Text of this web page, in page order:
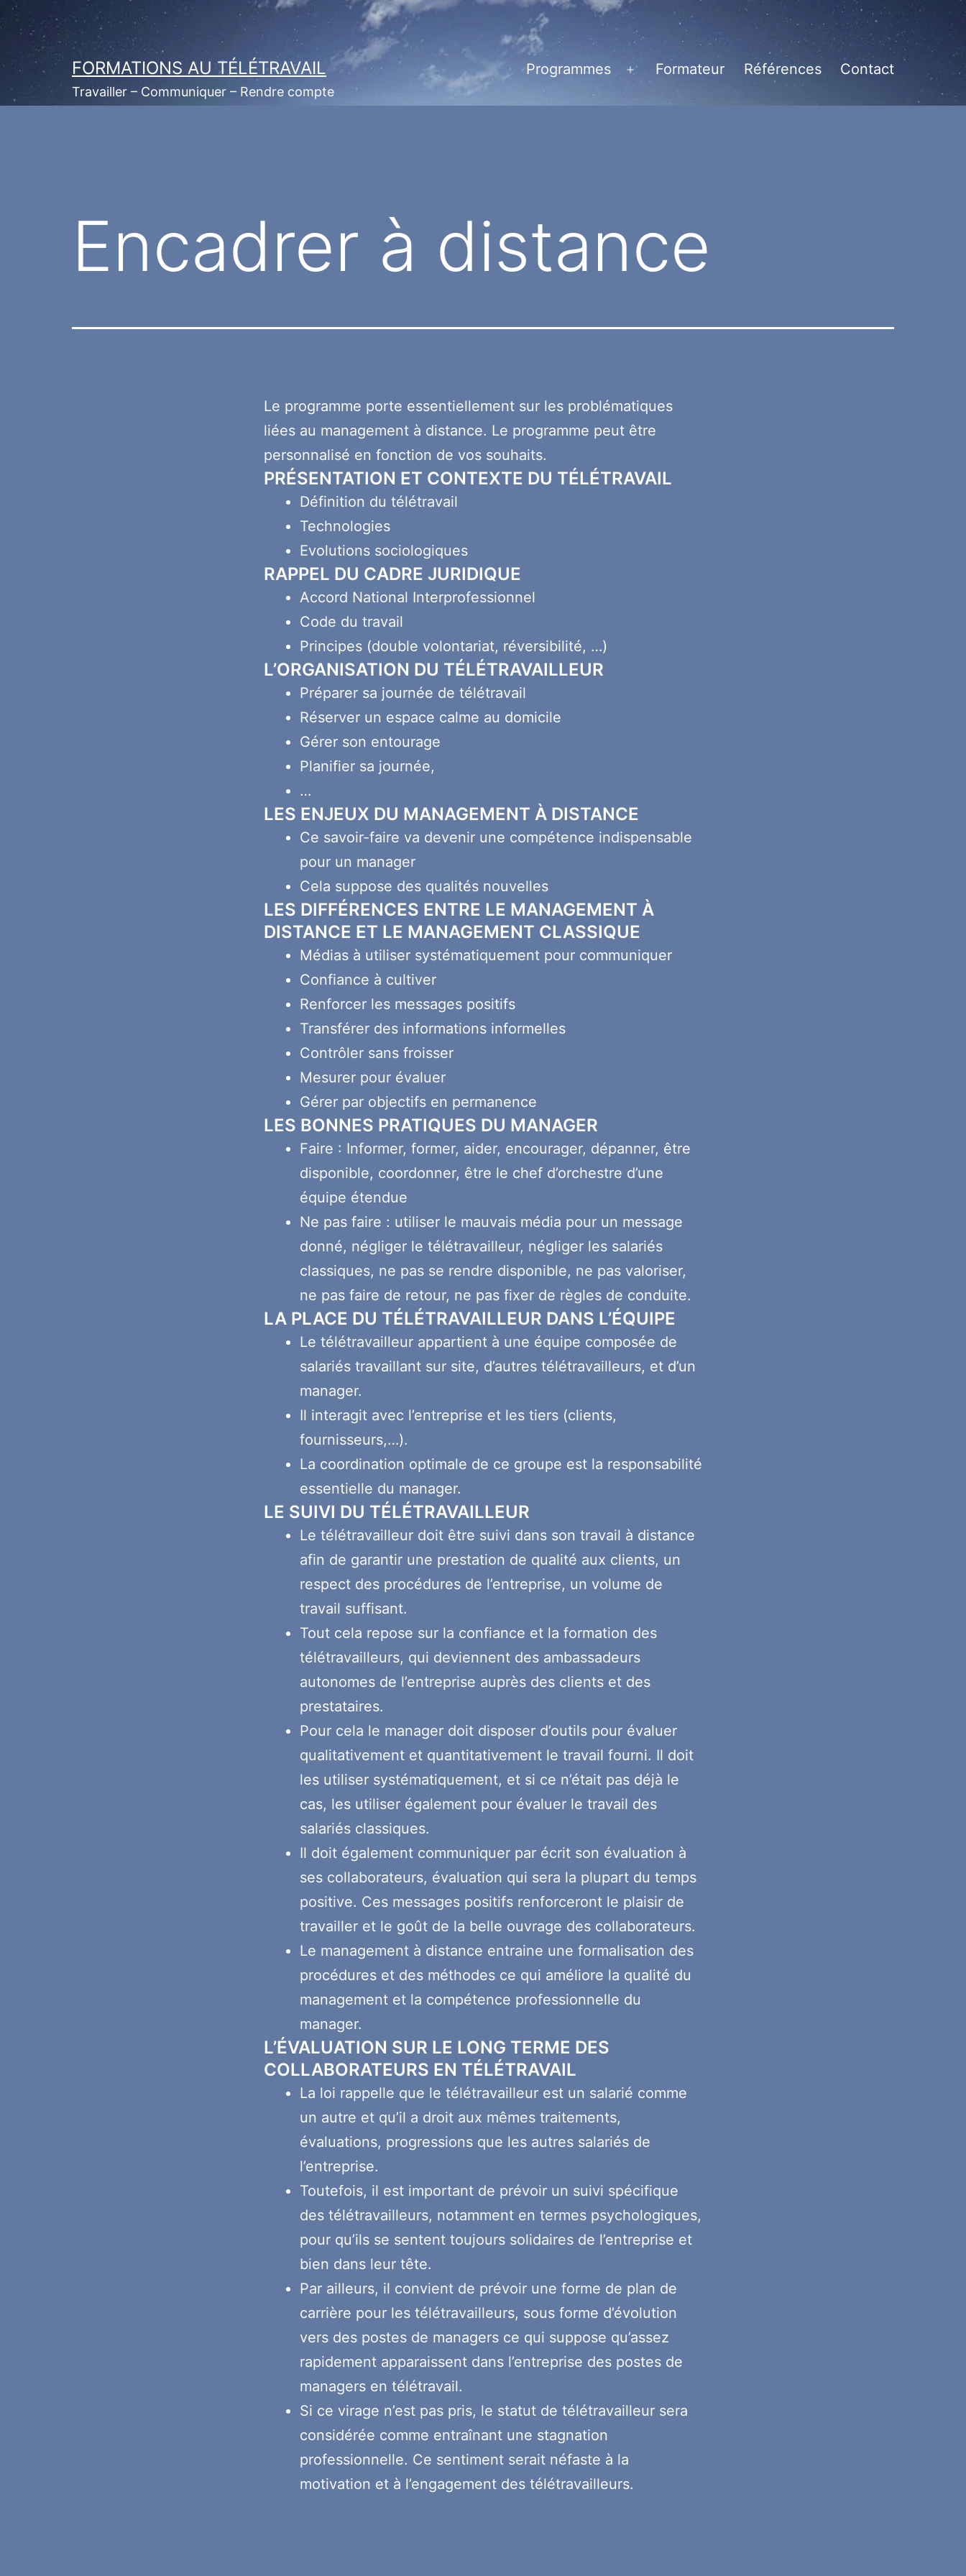
Aller
contenu
FORMATIONS AU TÉLÉTRAVAIL
Travailler – Communiquer – Rendre compte
Programmes
Ouvrir
Formateur Références Contact
Encadrer à distance
Le programme porte essentiellement sur les problématiques
liées au management à distance. Le programme peut être
personnalisé en fonction de vos souhaits.
PRÉSENTATION ET CONTEXTE DU TÉLÉTRAVAIL
Définition du télétravail
Technologies
Evolutions sociologiques
RAPPEL DU CADRE JURIDIQUE
Accord National Interprofessionnel
Code du travail
Principes (double volontariat, réversibilité, …)
L’ORGANISATION DU TÉLÉTRAVAILLEUR
Préparer sa journée de télétravail
Réserver un espace calme au domicile
Gérer son entourage
Planifier sa journée,
…
LES ENJEUX DU MANAGEMENT À DISTANCE
Ce savoir-faire va devenir une compétence indispensable
pour un manager
Cela suppose des qualités nouvelles
LES DIFFÉRENCES ENTRE LE MANAGEMENT À
DISTANCE ET LE MANAGEMENT CLASSIQUE
Médias à utiliser systématiquement pour communiquer
Confiance à cultiver
Renforcer les messages positifs
Transférer des informations informelles
Contrôler sans froisser
Mesurer pour évaluer
Gérer par objectifs en permanence
LES BONNES PRATIQUES DU MANAGER
Faire : Informer, former, aider, encourager, dépanner, être
disponible, coordonner, être le chef d’orchestre d’une
équipe étendue
Ne pas faire : utiliser le mauvais média pour un message
donné, négliger le télétravailleur, négliger les salariés
classiques, ne pas se rendre disponible, ne pas valoriser,
ne pas faire de retour, ne pas fixer de règles de conduite.
LA PLACE DU TÉLÉTRAVAILLEUR DANS L’ÉQUIPE
Le télétravailleur appartient à une équipe composée de
salariés travaillant sur site, d’autres télétravailleurs, et d’un
manager.
Il interagit avec l’entreprise et les tiers (clients,
fournisseurs,…).
La coordination optimale de ce groupe est la responsabilité
essentielle du manager.
LE SUIVI DU TÉLÉTRAVAILLEUR
Le télétravailleur doit être suivi dans son travail à distance
afin de garantir une prestation de qualité aux clients, un
respect des procédures de l’entreprise, un volume de
travail suffisant.
Tout cela repose sur la confiance et la formation des
télétravailleurs, qui deviennent des ambassadeurs
autonomes de l’entreprise auprès des clients et des
prestataires.
Pour cela le manager doit disposer d’outils pour évaluer
qualitativement et quantitativement le travail fourni. Il doit
les utiliser systématiquement, et si ce n’était pas déjà le
cas, les utiliser également pour évaluer le travail des
salariés classiques.
Il doit également communiquer par écrit son évaluation à
ses collaborateurs, évaluation qui sera la plupart du temps
positive. Ces messages positifs renforceront le plaisir de
travailler et le goût de la belle ouvrage des collaborateurs.
Le management à distance entraine une formalisation des
procédures et des méthodes ce qui améliore la qualité du
management et la compétence professionnelle du
manager.
L’ÉVALUATION SUR LE LONG TERME DES
COLLABORATEURS EN TÉLÉTRAVAIL
La loi rappelle que le télétravailleur est un salarié comme
un autre et qu’il a droit aux mêmes traitements,
évaluations, progressions que les autres salariés de
l’entreprise.
Toutefois, il est important de prévoir un suivi spécifique
des télétravailleurs, notamment en termes psychologiques,
pour qu’ils se sentent toujours solidaires de l’entreprise et
bien dans leur tête.
Par ailleurs, il convient de prévoir une forme de plan de
carrière pour les télétravailleurs, sous forme d’évolution
vers des postes de managers ce qui suppose qu’assez
rapidement apparaissent dans l’entreprise des postes de
managers en télétravail.
Si ce virage n’est pas pris, le statut de télétravailleur sera
considérée comme entraînant une stagnation
professionnelle. Ce sentiment serait néfaste à la
motivation et à l’engagement des télétravailleurs.